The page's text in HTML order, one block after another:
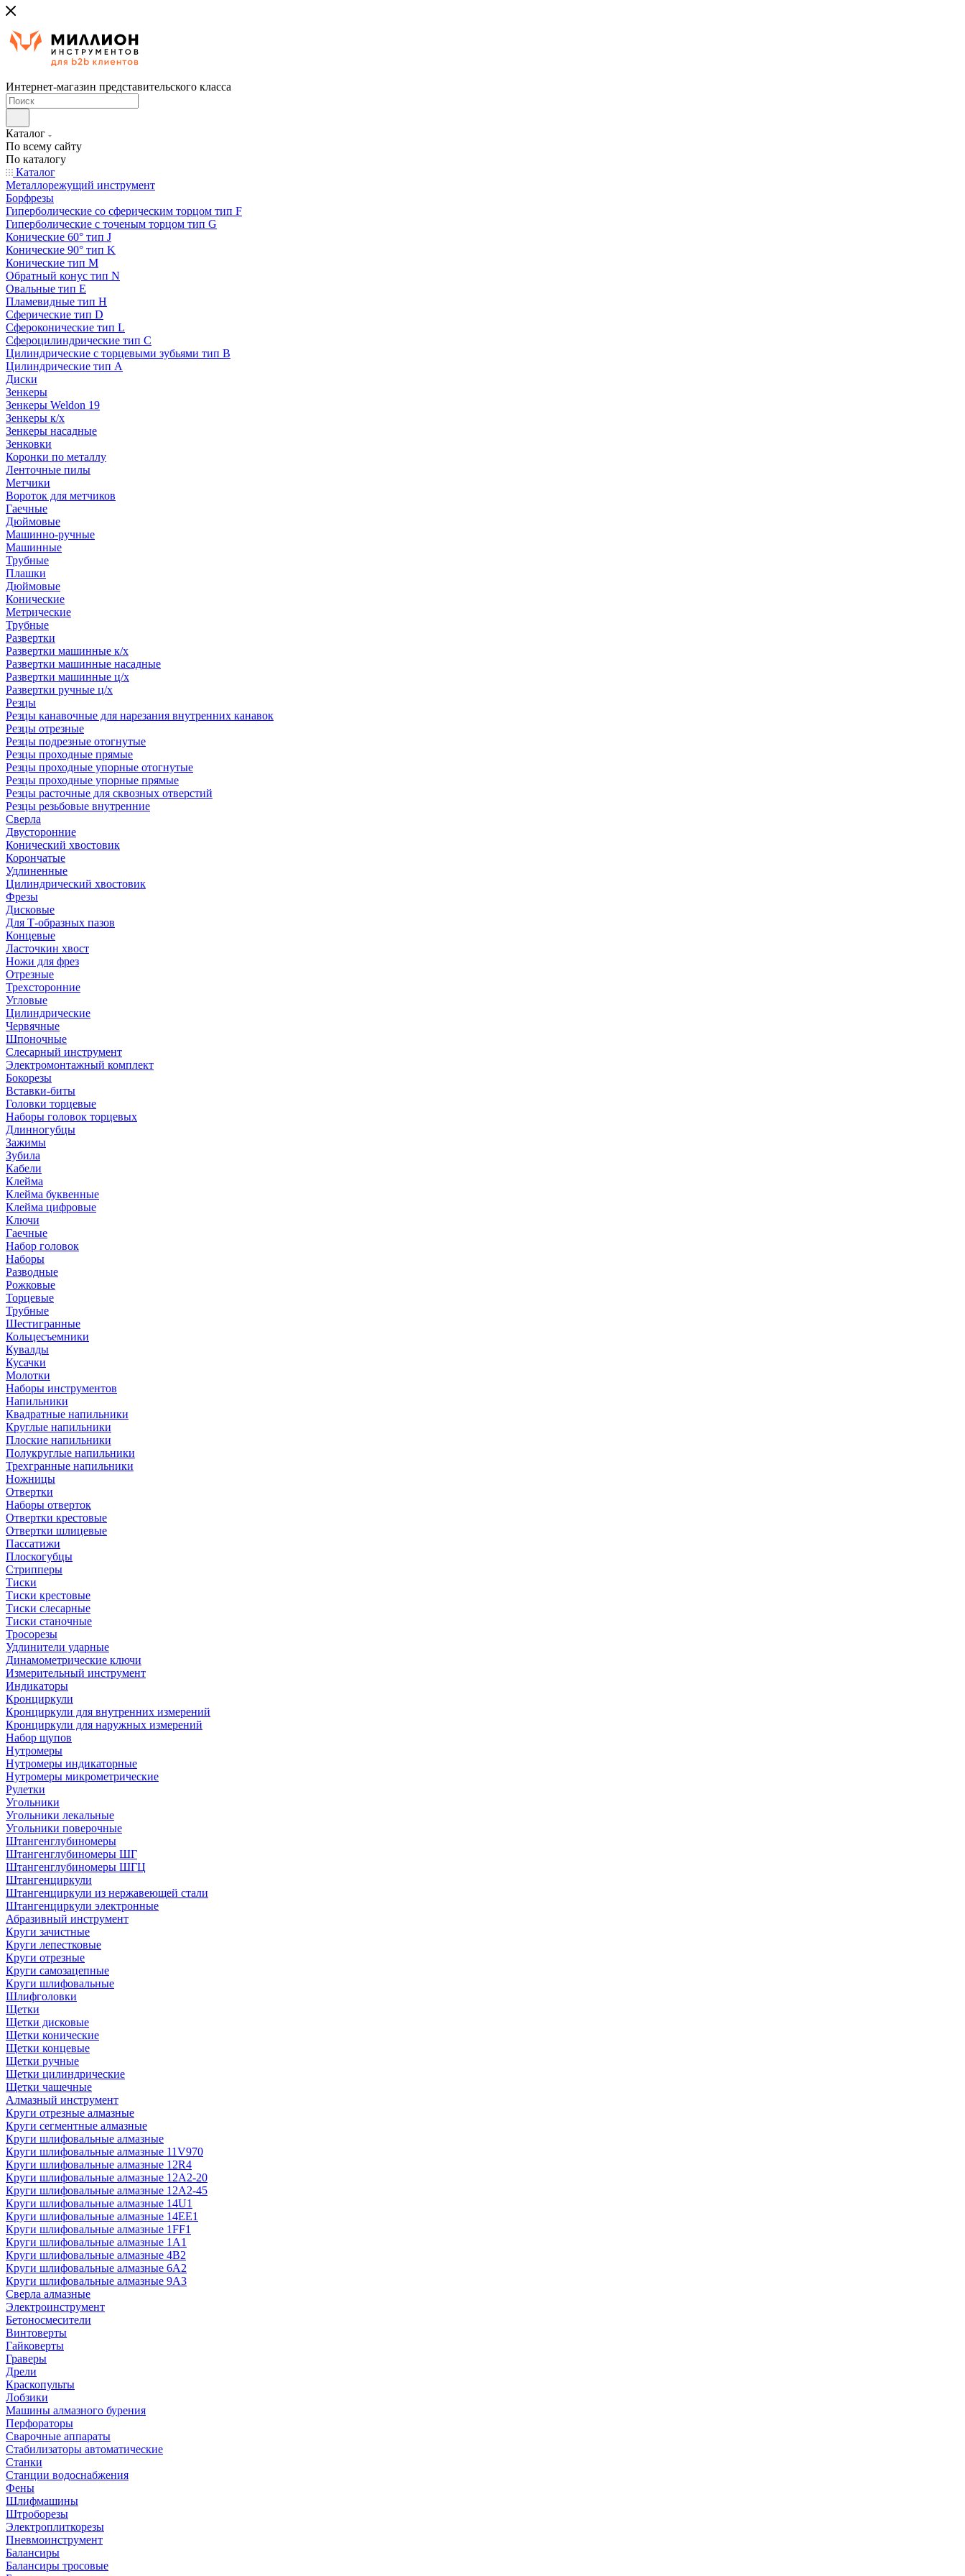
Интернет-магазин представительского класса
Каталог
По всему сайту
По каталогу
Каталог
Металлорежущий инструмент
Борфрезы
Гиперболические cо сферическим торцом тип F
Гиперболические с точеным торцом тип G
Конические 60° тип J
Конические 90° тип K
Конические тип M
Обратный конус тип N
Овальные тип E
Пламевидные тип H
Сферические тип D
Сфероконические тип L
Сфероцилиндрические тип C
Цилиндрические с торцевыми зубьями тип B
Цилиндрические тип А
Диски
Зенкеры
Зенкеры Weldon 19
Зенкеры к/х
Зенкеры насадные
Зенковки
Коронки по металлу
Ленточные пилы
Метчики
Вороток для метчиков
Гаечные
Дюймовые
Машинно-ручные
Машинные
Трубные
Плашки
Дюймовые
Конические
Метрические
Трубные
Развертки
Развертки машинные к/х
Развертки машинные насадные
Развертки машинные ц/х
Развертки ручные ц/х
Резцы
Резцы канавочные для нарезания внутренних канавок
Резцы отрезные
Резцы подрезные отогнутые
Резцы проходные прямые
Резцы проходные упорные отогнутые
Резцы проходные упорные прямые
Резцы расточные для сквозных отверстий
Резцы резьбовые внутренние
Сверла
Двусторонние
Конический хвостовик
Корончатые
Удлиненные
Цилиндрический хвостовик
Фрезы
Дисковые
Для Т-образных пазов
Концевые
Ласточкин хвост
Ножи для фрез
Отрезные
Трехсторонние
Угловые
Цилиндрические
Червячные
Шпоночные
Слесарный инструмент
Электромонтажный комплект
Бокорезы
Вставки-биты
Головки торцевые
Наборы головок торцевых
Длинногубцы
Зажимы
Зубила
Кабели
Клейма
Клейма буквенные
Клейма цифровые
Ключи
Гаечные
Набор головок
Наборы
Разводные
Рожковые
Торцевые
Трубные
Шестигранные
Кольцесъемники
Кувалды
Кусачки
Молотки
Наборы инструментов
Напильники
Квадратные напильники
Круглые напильники
Плоские напильники
Полукруглые напильники
Трехгранные напильники
Ножницы
Отвертки
Наборы отверток
Отвертки крестовые
Отвертки шлицевые
Пассатижи
Плоскогубцы
Стрипперы
Тиски
Тиски крестовые
Тиски слесарные
Тиски станочные
Тросорезы
Удлинители ударные
Динамометрические ключи
Измерительный инструмент
Индикаторы
Кронциркули
Кронциркули для внутренних измерений
Кронциркули для наружных измерений
Набор щупов
Нутромеры
Нутромеры индикаторные
Нутромеры микрометрические
Рулетки
Угольники
Угольники лекальные
Угольники поверочные
Штангенглубиномеры
Штангенглубиномеры ШГ
Штангенглубиномеры ШГЦ
Штангенциркули
Штангенциркули из нержавеющей стали
Штангенциркули электронные
Абразивный инструмент
Круги зачистные
Круги лепестковые
Круги отрезные
Круги самозацепные
Круги шлифовальные
Шлифголовки
Щетки
Щетки дисковые
Щетки конические
Щетки концевые
Щетки ручные
Щетки цилиндрические
Щетки чашечные
Алмазный инструмент
Круги отрезные алмазные
Круги сегментные алмазные
Круги шлифовальные алмазные
Круги шлифовальные алмазные 11V970
Круги шлифовальные алмазные 12R4
Круги шлифовальные алмазные 12А2-20
Круги шлифовальные алмазные 12А2-45
Круги шлифовальные алмазные 14U1
Круги шлифовальные алмазные 14ЕЕ1
Круги шлифовальные алмазные 1FF1
Круги шлифовальные алмазные 1А1
Круги шлифовальные алмазные 4В2
Круги шлифовальные алмазные 6A2
Круги шлифовальные алмазные 9А3
Сверла алмазные
Электроинструмент
Бетоносмесители
Винтоверты
Гайковерты
Граверы
Дрели
Краскопульты
Лобзики
Машины алмазного бурения
Перфораторы
Сварочные аппараты
Стабилизаторы автоматические
Станки
Станции водоснабжения
Фены
Шлифмашины
Штроборезы
Электроплиткорезы
Пневмоинструмент
Балансиры
Балансиры тросовые